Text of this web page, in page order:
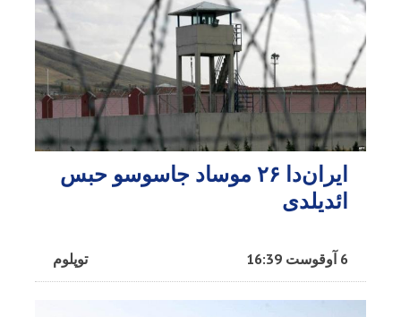
ایران‌دا ۲۶ موساد جاسوسو حبس
ائدیلدی
توپلوم 6 آوقوست 16:39